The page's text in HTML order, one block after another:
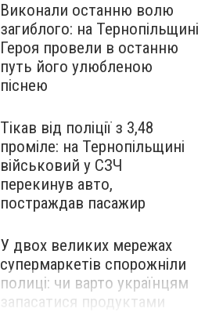
Виконали останню волю
загиблого: на Тернопільщині
Героя провели в останню
путь його улюбленою
піснею
Тікав від поліції з 3,48
проміле: на Тернопільщині
військовий у СЗЧ
перекинув авто,
постраждав пасажир
У двох великих мережах
супермаркетів спорожніли
полиці: чи варто українцям
запасатися продуктами